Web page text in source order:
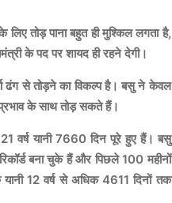
तोड़ पाना बहुत ही मुश्किल लगता है,
के पद पर शायद ही रहने देगी।
ढंग से तोड़ने का विकल्प है। बसु ने केवल
के साथ तोड़ सकते हैं।
वर्ष यानी 7660 दिन पूरे हुए हैं। बसु
बना चुके हैं और पिछले 100 महीनों
12 वर्ष से अधिक 4611 दिनों तक